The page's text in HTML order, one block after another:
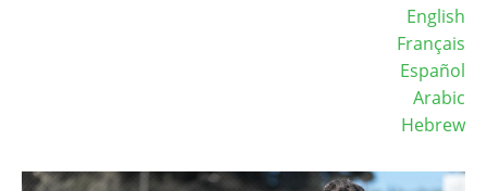
English
Français
Español
Arabic
Hebrew
Image